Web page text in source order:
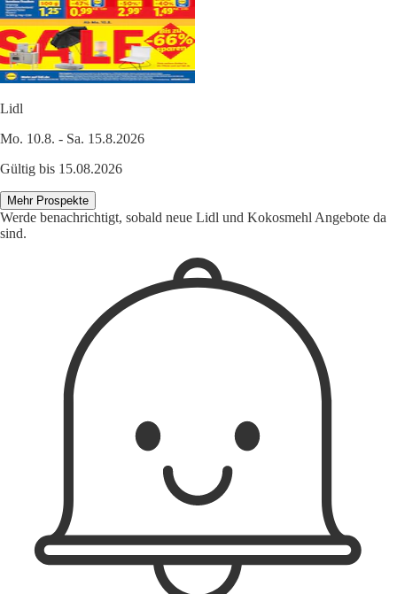
Lidl
Mo. 10.8. - Sa. 15.8.2026
Gültig bis 15.08.2026
Mehr Prospekte
Werde benachrichtigt, sobald neue Lidl und Kokosmehl Angebote da
sind.